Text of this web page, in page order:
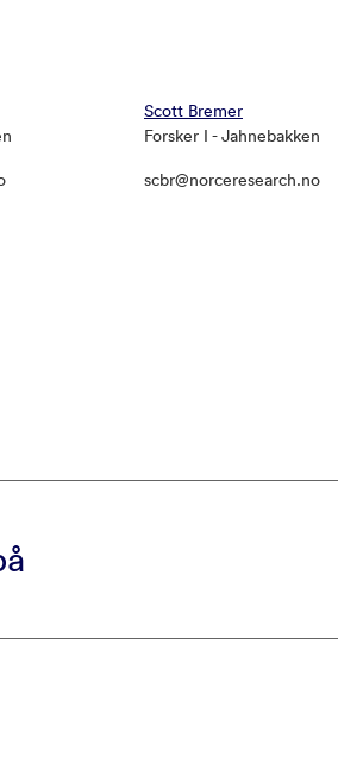
Scott Bremer
Forsker I - Jahnebakken
scbr@norceresearch.no